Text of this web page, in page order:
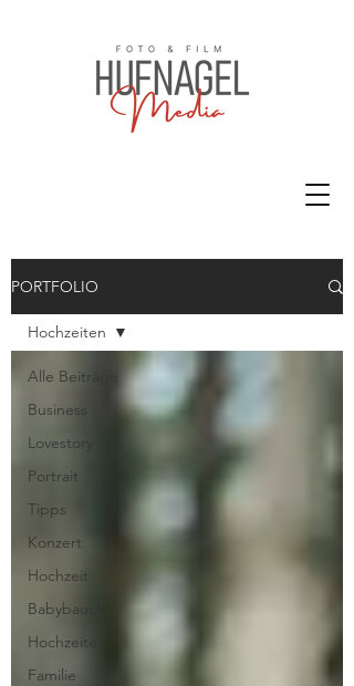
PORTFOLIO
Alle Beiträge
Business
Lovestory
Portrait
Tipps
Konzert
Hochzeit
Babybauch
Hochzeiten
Familie
Hochzeiten